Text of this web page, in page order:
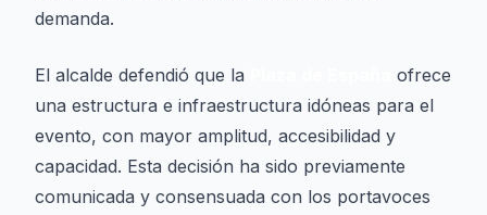
demanda.
El alcalde defendió que la
ofrece
una estructura e infraestructura idóneas para el
evento, con mayor amplitud, accesibilidad y
capacidad. Esta decisión ha sido previamente
comunicada y consensuada con los portavoces